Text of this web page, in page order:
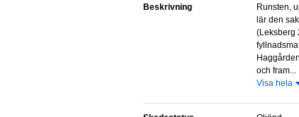
Beskrivning
Runsten, uppgift om. Enligt excerptuppgifter
lär den
(Leksberg
och fram...
Visa hela